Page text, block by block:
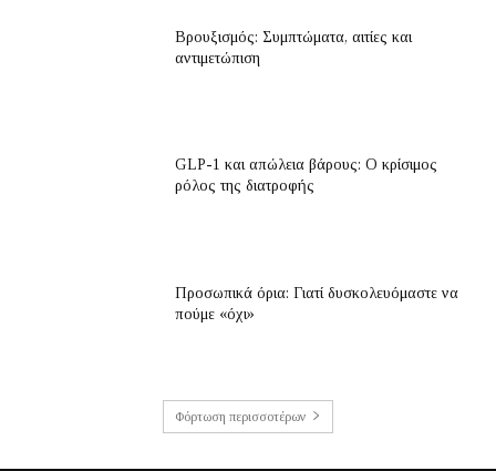
Βρουξισμός: Συμπτώματα, αιτίες και
αντιμετώπιση
GLP-1 και απώλεια βάρους: Ο κρίσιμος
ρόλος της διατροφής
Προσωπικά όρια: Γιατί δυσκολευόμαστε να
πούμε «όχι»
Φόρτωση περισσοτέρων